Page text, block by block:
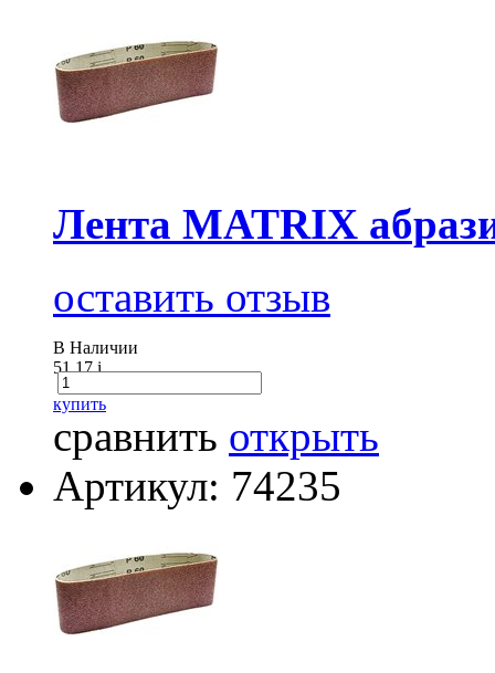
Лента MATRIX
оставить отзыв
В Наличии
51.17i
купить
сравнить открыть
Артикул: 74235